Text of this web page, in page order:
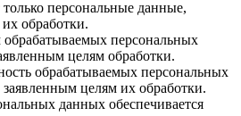
персональные данные,
обработки.
персональных
целям обработки.
обрабатываемых персональных
целям их обработки.
данных обеспечивается